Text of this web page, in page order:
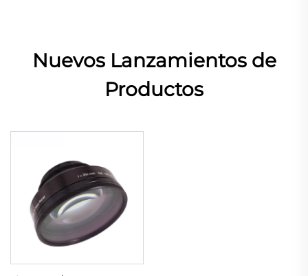
Nuevos Lanzamientos de
Productos